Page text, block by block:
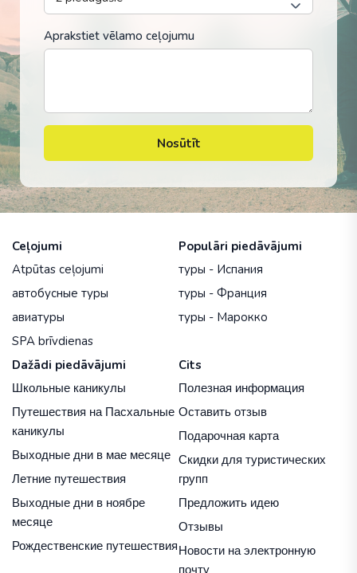
Aprakstiet vēlamo ceļojumu
Nosūtīt
Ceļojumi
Atpūtas ceļojumi
автобусные туры
авиатуры
SPA brīvdienas
Populāri piedāvājumi
туры - Испания
туры - Франция
туры - Марокко
Dažādi piedāvājumi
Школьные каникулы
Путешествия на Пасхальные
каникулы
Выходные дни в мае месяце
Летние путешествия
Выходные дни в ноябре
месяце
Рождественские путешествия
Cits
Полезная информация
Оставить отзыв
Подарочная карта
Скидки для туристических
групп
Предложить идею
Отзывы
Новости на электронную
почту